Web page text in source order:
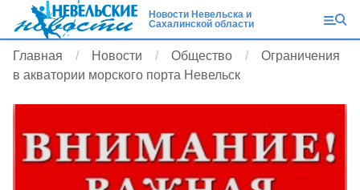
Новости Невельска и
Сахалинской области
Главная Новости Общество
Ограничения
в акватории морского порта Невельск